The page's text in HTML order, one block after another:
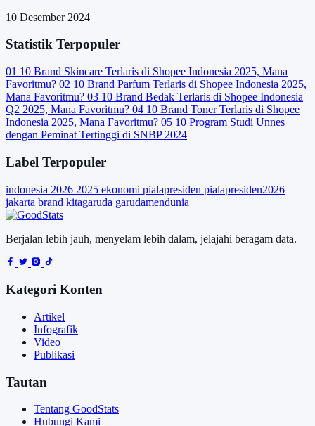
10 Desember 2024
Statistik Terpopuler
01 10 Brand Skincare Terlaris di Shopee Indonesia 2025, Mana
Favoritmu? 02 10 Brand Parfum Terlaris di Shopee Indonesia 2025,
Mana Favoritmu? 03 10 Brand Bedak Terlaris di Shopee Indonesia
Q2 2025, Mana Favoritmu? 04 10 Brand Toner Terlaris di Shopee
Indonesia 2025, Mana Favoritmu? 05 10 Program Studi Unnes
dengan Peminat Tertinggi di SNBP 2024
Label Terpopuler
indonesia 2026 2025 ekonomi pialapresiden pialapresiden2026
jakarta brand kitagaruda garudamendunia
Berjalan lebih jauh, menyelam lebih dalam, jelajahi beragam data.
Kategori Konten
Artikel
Infografik
Video
Publikasi
Tautan
Tentang GoodStats
Hubungi Kami